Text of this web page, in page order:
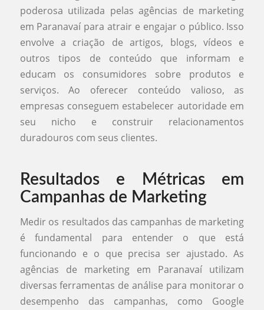
poderosa utilizada pelas agências de marketing
em Paranavaí para atrair e engajar o público. Isso
envolve a criação de artigos, blogs, vídeos e
outros tipos de conteúdo que informam e
educam os consumidores sobre produtos e
serviços. Ao oferecer conteúdo valioso, as
empresas conseguem estabelecer autoridade em
seu nicho e construir relacionamentos
duradouros com seus clientes.
Resultados e Métricas em
Campanhas de Marketing
Medir os resultados das campanhas de marketing
é fundamental para entender o que está
funcionando e o que precisa ser ajustado. As
agências de marketing em Paranavaí utilizam
diversas ferramentas de análise para monitorar o
desempenho das campanhas, como Google